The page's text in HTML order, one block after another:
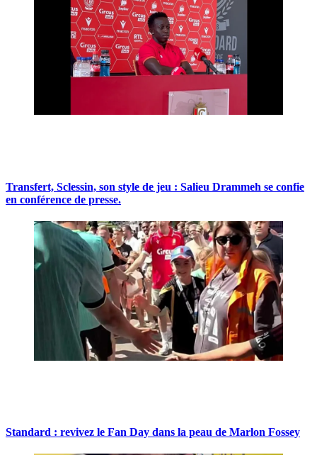
Transfert, Sclessin, son style de jeu : Salieu Drammeh se confie
en conférence de presse.
Standard : revivez le Fan Day dans la peau de Marlon Fossey